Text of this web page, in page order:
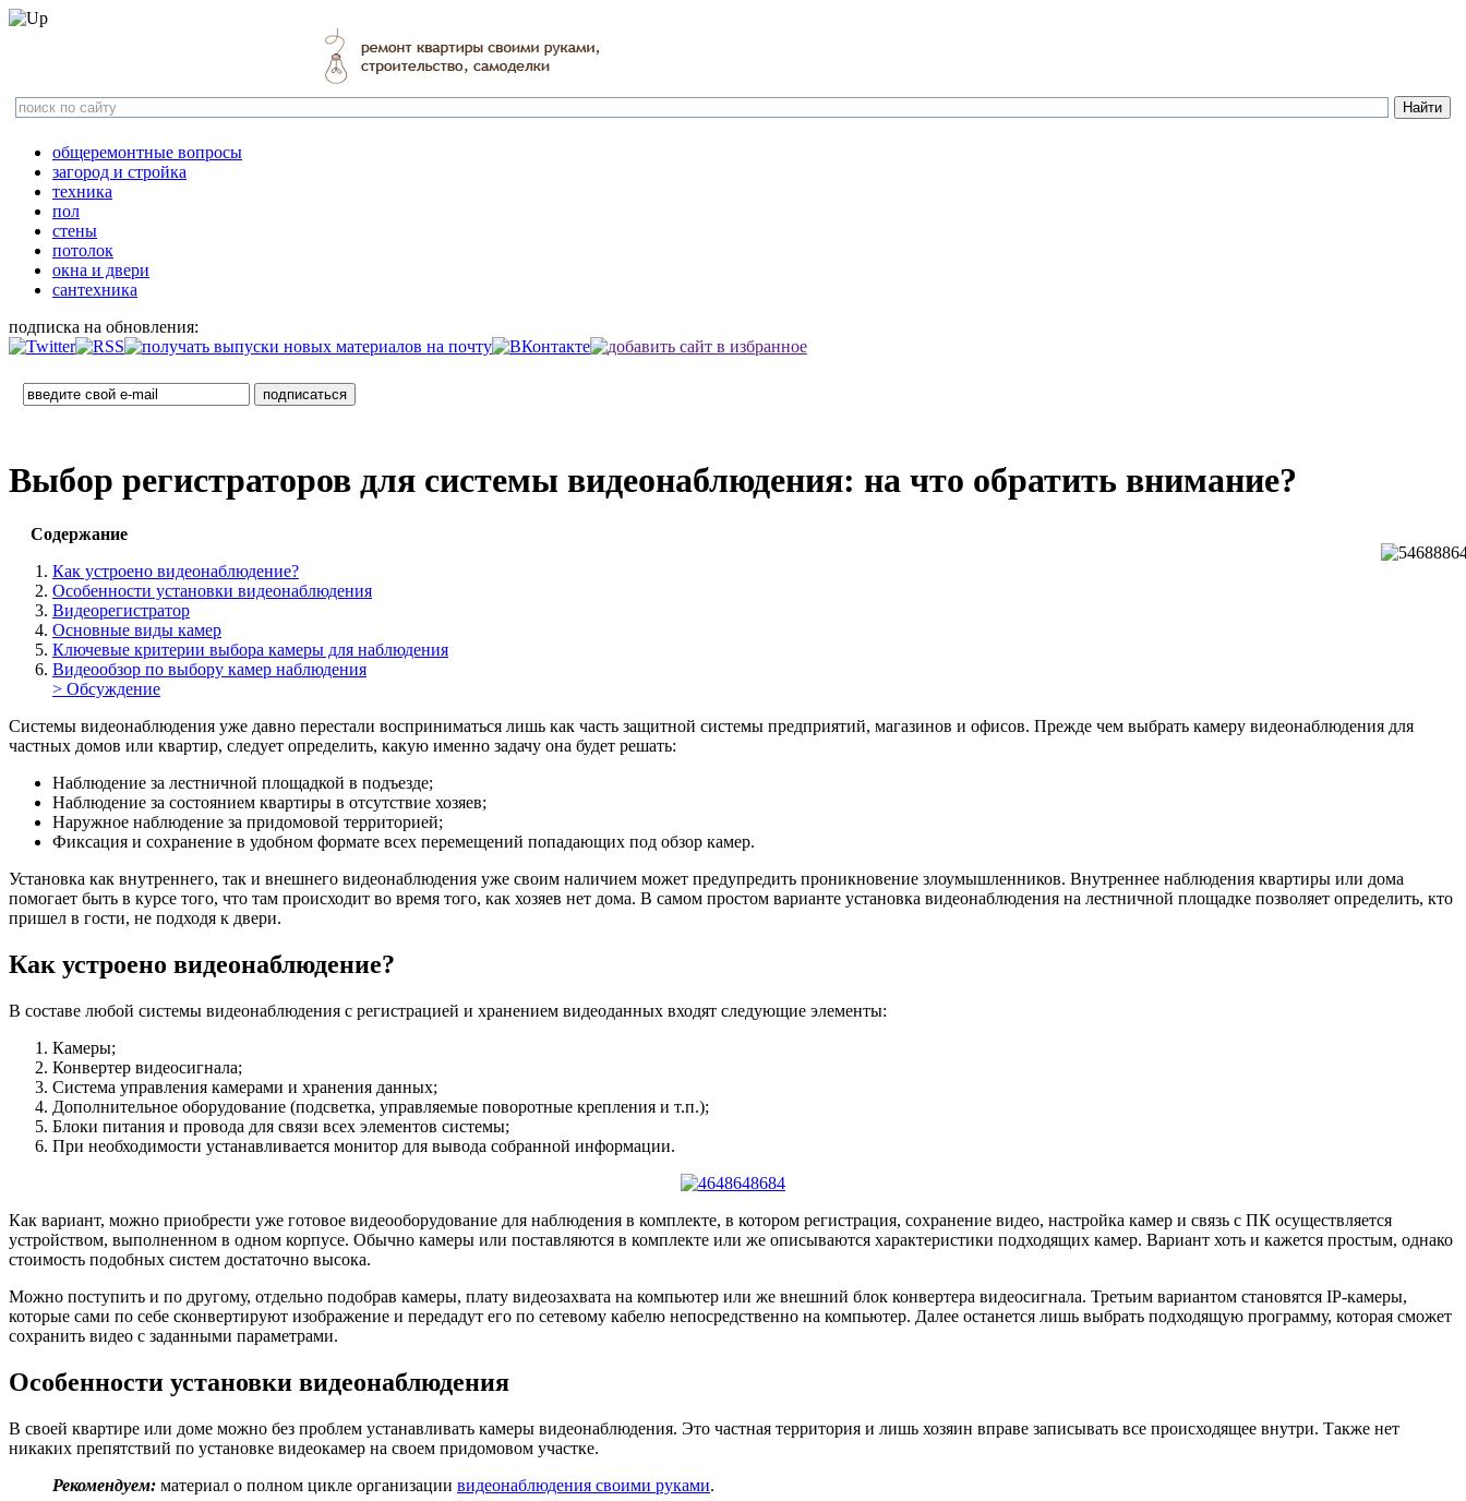
общеремонтные вопросы
загород и стройка
техника
пол
стены
потолок
окна и двери
сантехника
подписка на обновления:
Выбор регистраторов для системы видеонаблюдения: на что обратить внимание?
Содержание
Как устроено видеонаблюдение?
Особенности установки видеонаблюдения
Видеорегистратор
Основные виды камер
Ключевые критерии выбора камеры для наблюдения
Видеообзор по выбору камер наблюдения
> Обсуждение
Системы видеонаблюдения уже давно перестали восприниматься лишь как часть защитной системы предприятий, магазинов и офисов. Прежде чем выбрать камеру видеонаблюдения для
частных домов или квартир, следует определить, какую именно задачу она будет решать:
Наблюдение за лестничной площадкой в подъезде;
Наблюдение за состоянием квартиры в отсутствие хозяев;
Наружное наблюдение за придомовой территорией;
Фиксация и сохранение в удобном формате всех перемещений попадающих под обзор камер.
Установка как внутреннего, так и внешнего видеонаблюдения уже своим наличием может предупредить проникновение злоумышленников. Внутреннее наблюдения квартиры или дома
помогает быть в курсе того, что там происходит во время того, как хозяев нет дома. В самом простом варианте установка видеонаблюдения на лестничной площадке позволяет определить, кто
пришел в гости, не подходя к двери.
Как устроено видеонаблюдение?
В составе любой системы видеонаблюдения с регистрацией и хранением видеоданных входят следующие элементы:
Камеры;
Конвертер видеосигнала;
Система управления камерами и хранения данных;
Дополнительное оборудование (подсветка, управляемые поворотные крепления и т.п.);
Блоки питания и провода для связи всех элементов системы;
При необходимости устанавливается монитор для вывода собранной информации.
Как вариант, можно приобрести уже готовое видеооборудование для наблюдения в комплекте, в котором регистрация, сохранение видео, настройка камер и связь с ПК осуществляется
устройством, выполненном в одном корпусе. Обычно камеры или поставляются в комплекте или же описываются характеристики подходящих камер. Вариант хоть и кажется простым, однако
стоимость подобных систем достаточно высока.
Можно поступить и по другому, отдельно подобрав камеры, плату видеозахвата на компьютер или же внешний блок конвертера видеосигнала. Третьим вариантом становятся IP-камеры,
которые сами по себе сконвертируют изображение и передадут его по сетевому кабелю непосредственно на компьютер. Далее останется лишь выбрать подходящую программу, которая сможет
сохранить видео с заданными параметрами.
Особенности установки видеонаблюдения
В своей квартире или доме можно без проблем устанавливать камеры видеонаблюдения. Это частная территория и лишь хозяин вправе записывать все происходящее внутри. Также нет
никаких препятствий по установке видеокамер на своем придомовом участке.
Рекомендуем: материал о полном цикле организации видеонаблюдения своими руками.